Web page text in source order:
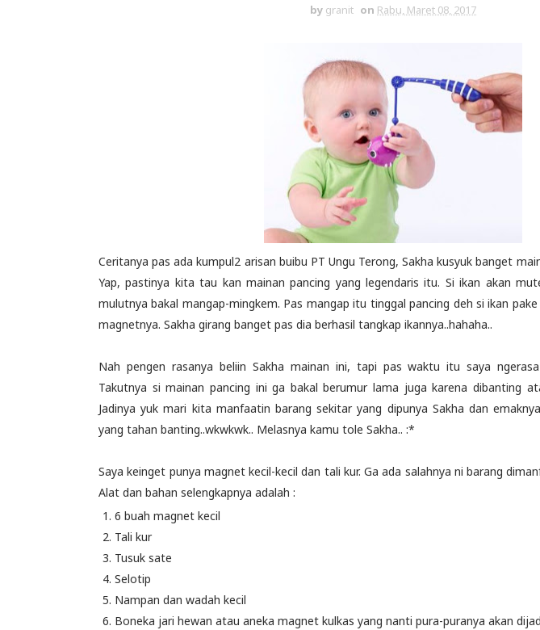
by granit on Rabu, Maret 08, 2017
Ceritanya pas ada kumpul2 arisan buibu PT Ungu Terong, Sakha kusyuk banget
Yap, pastinya kita tau kan mainan pancing yang legendaris itu. Si ikan akan
mulutnya bakal mangap-mingkem. Pas mangap itu tinggal pancing deh si ikan
magnetnya. Sakha girang banget pas dia berhasil tangkap ikannya..hahaha..
Nah pengen rasanya beliin Sakha mainan ini, tapi pas waktu itu saya
Takutnya si mainan pancing ini ga bakal berumur lama juga karena dibanting
Jadinya yuk mari kita manfaatin barang sekitar yang dipunya Sakha dan
yang tahan banting..wkwkwk.. Melasnya kamu tole Sakha.. :*
Saya keinget punya magnet kecil-kecil dan tali kur. Ga ada salahnya ni barang
Alat dan bahan selengkapnya adalah :
6 buah magnet kecil
Tali kur
Tusuk sate
Selotip
Nampan dan wadah kecil
Boneka jari hewan atau aneka magnet kulkas yang nanti pura-puranya akan